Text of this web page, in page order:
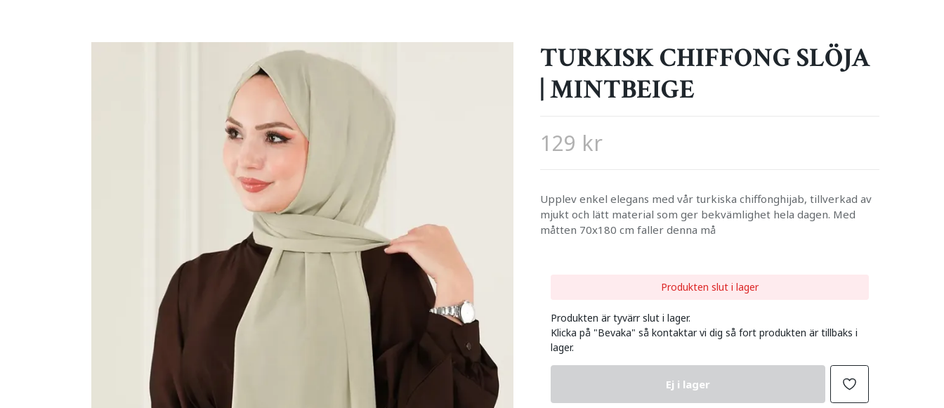
TURKISK CHIFFONG SLÖJA
| MINTBEIGE
129 kr
Upplev enkel elegans med vår turkiska chiffonghijab, tillverkad av
mjukt och lätt material som ger bekvämlighet hela dagen. Med
måtten 70x180 cm faller denna må
Produkten slut i lager
Produkten är tyvärr slut i lager.
Klicka på "Bevaka" så kontaktar vi dig så fort produkten är tillbaks i
lager.
Ej i lager